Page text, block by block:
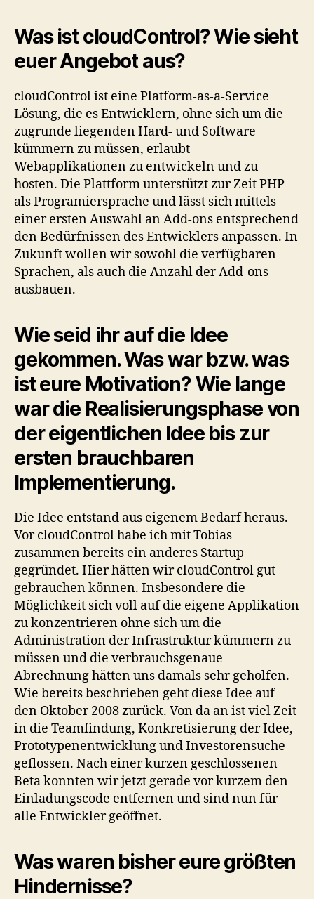
Was ist cloudControl? Wie sieht
euer Angebot aus?
cloudControl ist eine Platform-as-a-Service
Lösung, die es Entwicklern, ohne sich um die
zugrunde liegenden Hard- und Software
kümmern zu müssen, erlaubt
Webapplikationen zu entwickeln und zu
hosten. Die Plattform unterstützt zur Zeit PHP
als Programiersprache und lässt sich mittels
einer ersten Auswahl an Add-ons entsprechend
den Bedürfnissen des Entwicklers anpassen. In
Zukunft wollen wir sowohl die verfügbaren
Sprachen, als auch die Anzahl der Add-ons
ausbauen.
Wie seid ihr auf die Idee
gekommen. Was war bzw. was
ist eure Motivation? Wie lange
war die Realisierungsphase von
der eigentlichen Idee bis zur
ersten brauchbaren
Implementierung.
Die Idee entstand aus eigenem Bedarf heraus.
Vor cloudControl habe ich mit Tobias
zusammen bereits ein anderes Startup
gegründet. Hier hätten wir cloudControl gut
gebrauchen können. Insbesondere die
Möglichkeit sich voll auf die eigene Applikation
zu konzentrieren ohne sich um die
Administration der Infrastruktur kümmern zu
müssen und die verbrauchsgenaue
Abrechnung hätten uns damals sehr geholfen.
Wie bereits beschrieben geht diese Idee auf
den Oktober 2008 zurück. Von da an ist viel Zeit
in die Teamfindung, Konkretisierung der Idee,
Prototypenentwicklung und Investorensuche
geflossen. Nach einer kurzen geschlossenen
Beta konnten wir jetzt gerade vor kurzem den
Einladungscode entfernen und sind nun für
alle Entwickler geöffnet.
Was waren bisher eure größten
Hindernisse?